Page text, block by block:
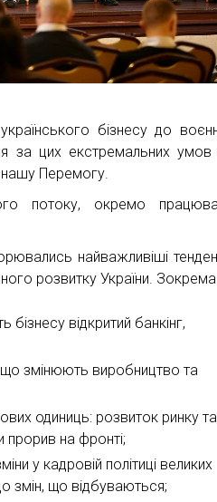
бізнесу до
за цих екстремальних умов
Перемогу.
потоку, окремо
найважливіші
розвитку України.
відкритий банкінг,
що змінюють виробництво та
одиниць: розвиток ринку та
прорив на фронті;
у кадровій політиці великих
змін, що відбуваються;